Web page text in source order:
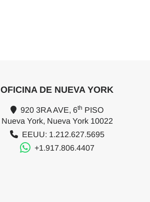
OFICINA DE NUEVA YORK
920 3RA AVE, 6th PISO
Nueva York, Nueva York 10022
EEUU: 1.212.627.5695
+1.917.806.4407